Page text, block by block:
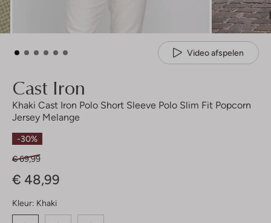
Video afspelen
Cast Iron
Khaki Cast Iron Polo Short Sleeve Polo Slim Fit Popcorn
Jersey Melange
-30%
€ 69,99
€ 48,99
Kleur: Khaki